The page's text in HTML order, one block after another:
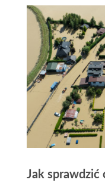
odpowiednie
idealną
Jak sprawdzić